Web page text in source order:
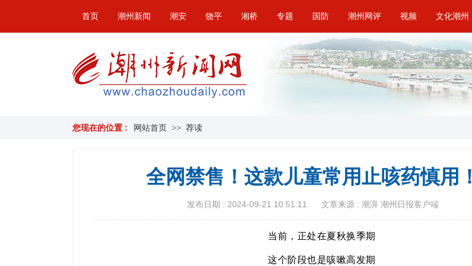
首页 潮州新闻 潮安 饶平 湘桥 专题 国防 潮州网评 视频 文化潮州
您现在的位置 : 网站首页 >> 荐读
全网禁售！这款儿童常用止咳药慎用！
发布日期 : 2024-09-21 10:51:11 文章来源 : 潮湃 潮州日报客户端
当前，正处在夏秋换季期
这个阶段也是咳嗽高发期